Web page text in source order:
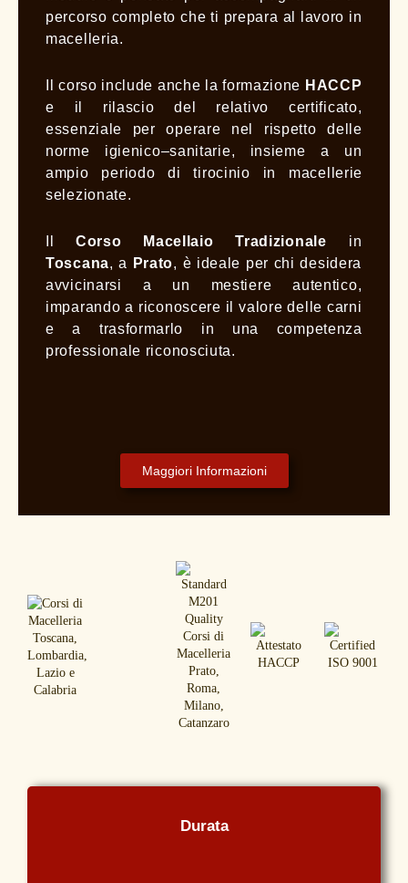
percorso completo che ti prepara al lavoro in
macelleria.
Il corso include anche la formazione HACCP
e il rilascio del relativo certificato,
essenziale per operare nel rispetto delle
norme igienico–sanitarie, insieme a un
ampio periodo di tirocinio in macellerie
selezionate.
IlCorso Macellaio Tradizionale in
Toscana, a Prato, è ideale per chi desidera
avvicinarsi a un mestiere autentico,
imparando a riconoscere il valore delle carni
e a trasformarlo in una competenza
professionale riconosciuta.
Maggiori Informazioni
Durata